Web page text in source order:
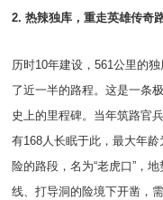
2. 热辣独库，重走英雄传奇
历时10年建设，561公里的
了近一半的路程。这是一条
史上的里程碑。当年筑路官
有168人长眠于此，最大年
险的路段，名为“老虎口”，
线、打导洞的险境下开凿，